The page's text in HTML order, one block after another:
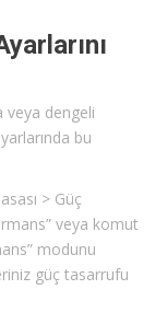
veya dengeli
bu
> Güç
veya komut
modunu
güç tasarrufu